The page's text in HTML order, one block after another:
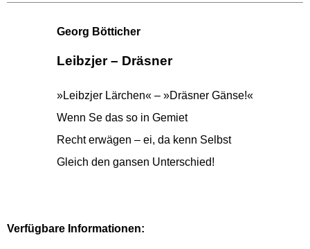
Georg Bötticher
Leibzjer – Dräsner
»Leibzjer Lärchen« – »Dräsner Gänse!«
Wenn Se das so in Gemiet
Recht erwägen – ei, da kenn Selbst
Gleich den gansen Unterschied!
Verfügbare Informationen: